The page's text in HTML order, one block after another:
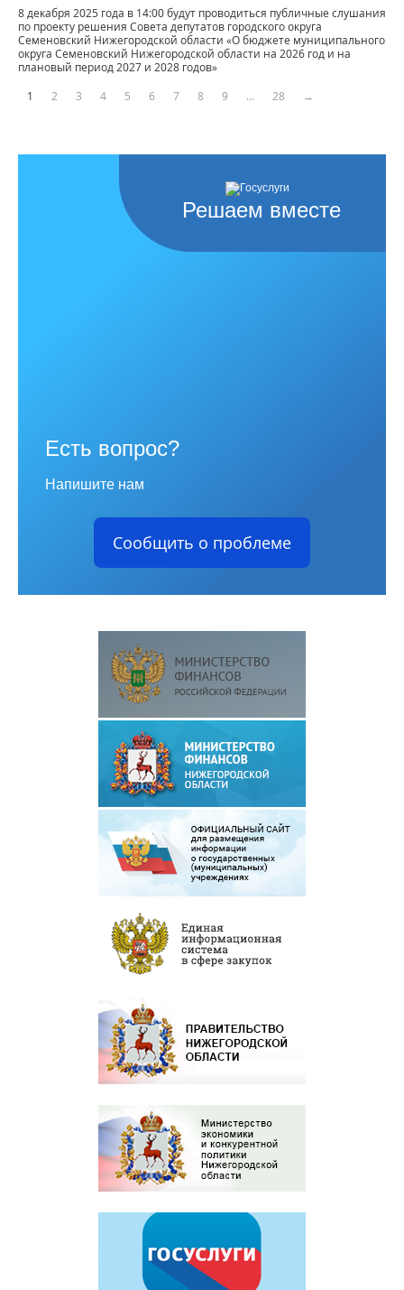
8 декабря 2025 года в 14:00 будут проводиться публичные слушания
по проекту решения Совета депутатов городского округа
Семеновский Нижегородской области «О бюджете муниципального
округа Семеновский Нижегородской области на 2026 год и на
плановый период 2027 и 2028 годов»
1
2 3 4 5 6 7 8 9 ... 28 →
Решаем вместе
Есть вопрос?
Напишите нам
Сообщить о проблеме